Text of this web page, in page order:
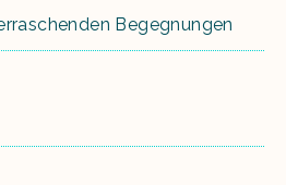
Begegnungen